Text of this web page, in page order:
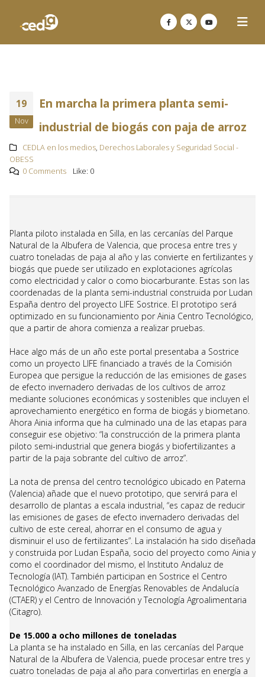
19
Nov
En marcha la primera planta semi-
industrial de biogás con paja de arroz
CEDLA en los medios, Derechos Laborales y Seguridad Social -
OBESS
0 Comments
Like: 0
Planta piloto instalada en Silla, en las cercanías del Parque
Natural de la Albufera de Valencia, que procesa entre tres y
cuatro toneladas de paja al año y las convierte en fertilizantes y
biogás que puede ser utilizado en explotaciones agrícolas
como electricidad y calor o como biocarburante. Estas son las
coordenadas de la planta semi-industrial construida por Ludan
España dentro del proyecto LIFE Sostrice. El prototipo será
optimizado en su funcionamiento por Ainia Centro Tecnológico,
que a partir de ahora comienza a realizar pruebas.
Hace algo más de un año este portal presentaba a Sostrice
como un proyecto LIFE financiado a través de la Comisión
Europea que persigue la reducción de las emisiones de gases
de efecto invernadero derivadas de los cultivos de arroz
mediante soluciones económicas y sostenibles que incluyen el
aprovechamiento energético en forma de biogás y biometano.
Ahora Ainia informa que ha culminado una de las etapas para
conseguir ese objetivo: “la construcción de la primera planta
piloto semi-industrial que genera biogás y biofertilizantes a
partir de la paja sobrante del cultivo de arroz”.
La nota de prensa del centro tecnológico ubicado en Paterna
(Valencia) añade que el nuevo prototipo, que servirá para el
desarrollo de plantas a escala industrial, “es capaz de reducir
las emisiones de gases de efecto invernadero derivadas del
cultivo de este cereal, ahorrar en el consumo de agua y
disminuir el uso de fertilizantes”. La instalación ha sido diseñada
y construida por Ludan España, socio del proyecto como Ainia y
como el coordinador del mismo, el Instituto Andaluz de
Tecnología (IAT). También participan en Sostrice el Centro
Tecnológico Avanzado de Energías Renovables de Andalucía
(CTAER) y el Centro de Innovación y Tecnología Agroalimentaria
(Citagro).
De 15.000 a ocho millones de toneladas
La planta se ha instalado en Silla, en las cercanías del Parque
Natural de la Albufera de Valencia, puede procesar entre tres y
cuatro toneladas de paja al año para convertirlas en energía a